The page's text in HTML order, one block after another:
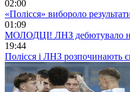
02:00
«Полісся» вибороло
01:09
МОЛОДЦІ! ЛНЗ дебютувало на
19:44
Полісся і ЛНЗ розпочинають